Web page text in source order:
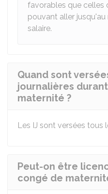
favorables que celles
pouvant aller
salaire.
Quand sont
journalières
maternité ?
Les IJ sont versées tous
Peut-on être
congé de